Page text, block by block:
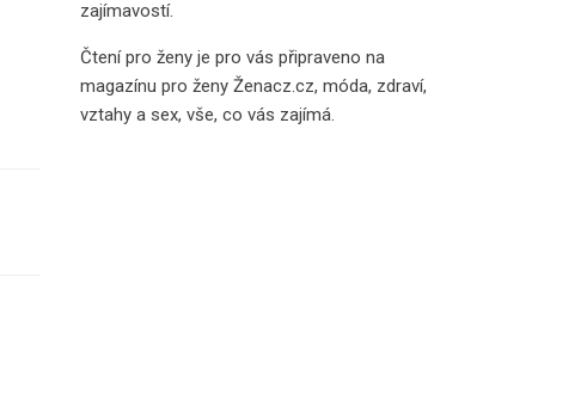
zajímavostí.
Čtení pro ženy je pro vás připraveno na
magazínu pro ženy Ženacz.cz, móda, zdraví,
vztahy a sex, vše, co vás zajímá.